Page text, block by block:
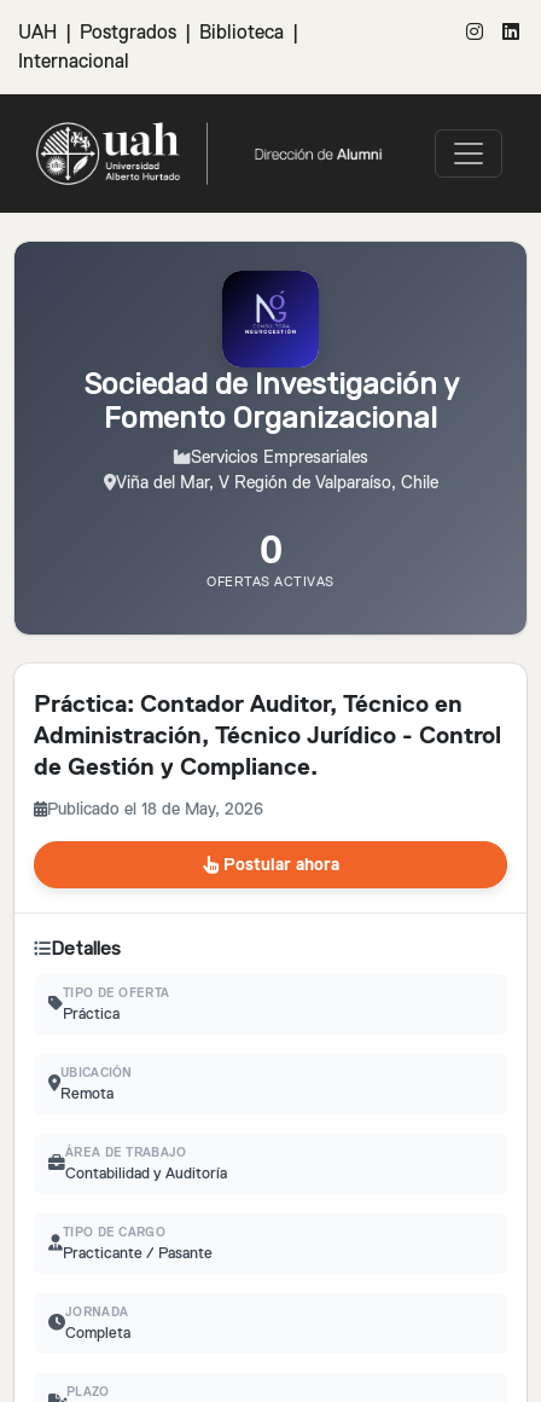
UAH Postgrados Biblioteca
Internacional
Sociedad de Investigación y
Fomento Organizacional
Servicios Empresariales
Viña del Mar, V Región de Valparaíso, Chile
0
OFERTAS ACTIVAS
Práctica: Contador Auditor, Técnico en
Administración, Técnico Jurídico - Control
de Gestión y Compliance.
Publicado el 18 de May, 2026
Postular ahora
Detalles
TIPO DE OFERTA
Práctica
UBICACIÓN
Remota
ÁREA DE TRABAJO
Contabilidad y Auditoría
TIPO DE CARGO
Practicante / Pasante
JORNADA
Completa
PLAZO